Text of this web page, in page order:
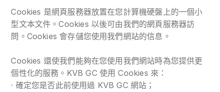
Cookies 是網頁服務器放置在您計算機硬盤上的一個小
型文本文件。Cookies 以後可由我們的網頁服務器訪
問。Cookies 會存儲您使用我們網站的信息。
Cookies 還使我們能夠在您使用我們網站時為您提供更
個性化的服務。KVB GC 使用 Cookies 來：
· 確定您是否此前使用過 KVB GC 網站；